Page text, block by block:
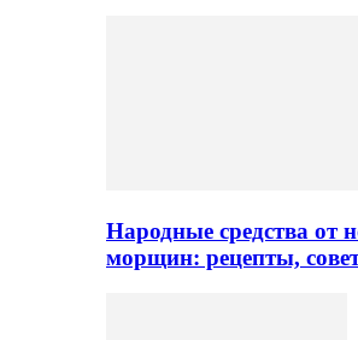
Народные средства от
морщин: рецепты,